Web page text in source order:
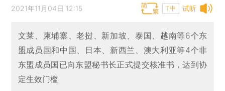
试听
2021年11月04日 12:15 T中
文莱、柬埔寨、老挝、新加坡、泰国、越南等6个东
盟成员国和中国、日本、新西兰、澳大利亚等4个非
东盟成员国已向东盟秘书长正式提交核准书，达到协
定生效门槛